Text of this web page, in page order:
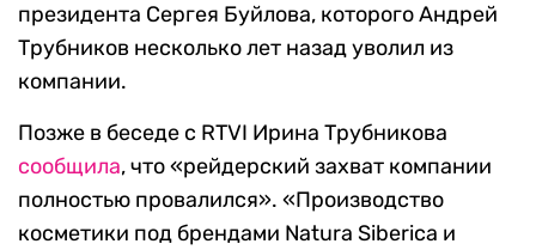
президента Сергея Буйлова, которого Андрей
Трубников несколько лет назад уволил из
компании.
Позже в беседе с RTVI Ирина Трубникова
сообщила, что «рейдерский захват компании
полностью провалился». «Производство
косметики под брендами Natura Siberica и